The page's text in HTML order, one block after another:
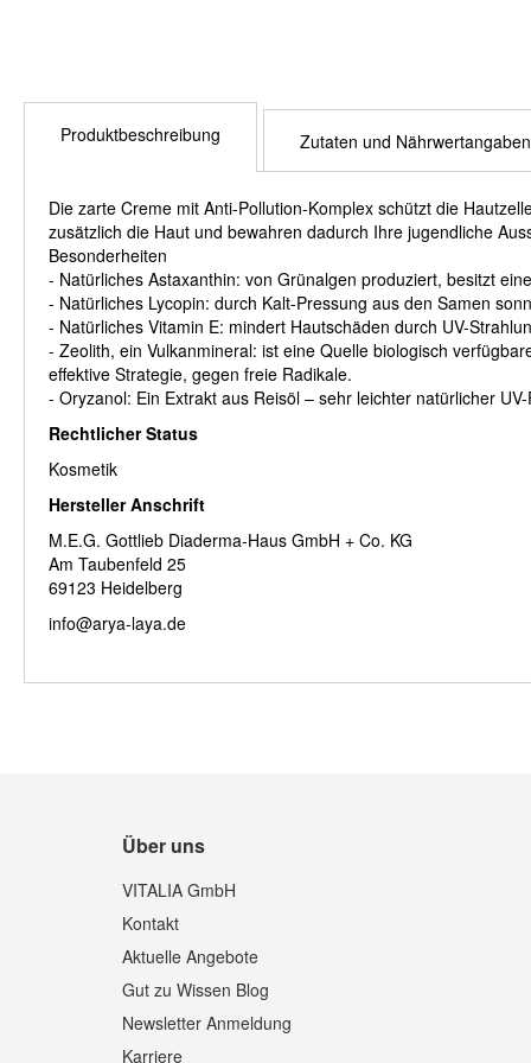
Produktbeschreibung
Die zarte Creme mit Anti-Pollution-Komplex schützt die
zusätzlich die Haut und bewahren dadurch Ihre jugendliche
Besonderheiten
- Natürliches Astaxanthin: von Grünalgen produziert, besitzt
- Natürliches Lycopin: durch Kalt-Pressung aus den Samen
- Natürliches Vitamin E: mindert Hautschäden durch UV-
- Zeolith, ein Vulkanmineral: ist eine Quelle biologisch
effektive Strategie, gegen freie Radikale.
- Oryzanol: Ein Extrakt aus Reisöl – sehr leichter natürlicher UV-
Rechtlicher Status
Kosmetik
Hersteller Anschrift
M.E.G. Gottlieb Diaderma-Haus GmbH + Co. KG
Am Taubenfeld 25
69123 Heidelberg
info@arya-laya.de
Zutaten und Nährwertangaben
Über uns
VITALIA GmbH
Kontakt
Aktuelle Angebote
Gut zu Wissen Blog
Newsletter Anmeldung
Karriere